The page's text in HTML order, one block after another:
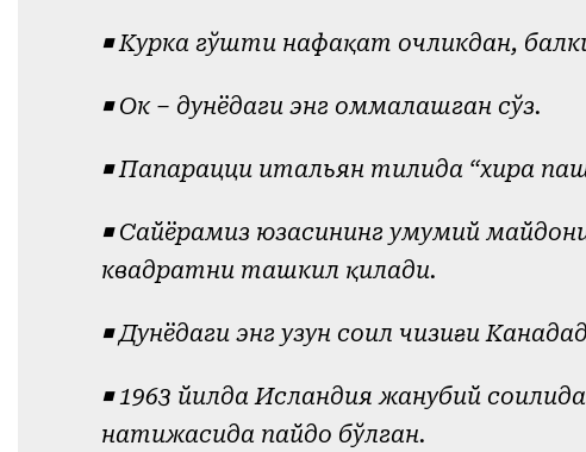
◾️ Курка гўшти нафақат очликдан,
◾️ Ок – дунёдаги энг оммалашган сўз.
◾️ Папарацци итальян тилида “хира
◾️ Сайёрамиз юзасининг умумий
квадратни ташкил қилади.
◾️ Дунёдаги энг узун соҳил чизиғи
◾️ 1963 йилда Исландия жанубий
натижасида пайдо бўлган.